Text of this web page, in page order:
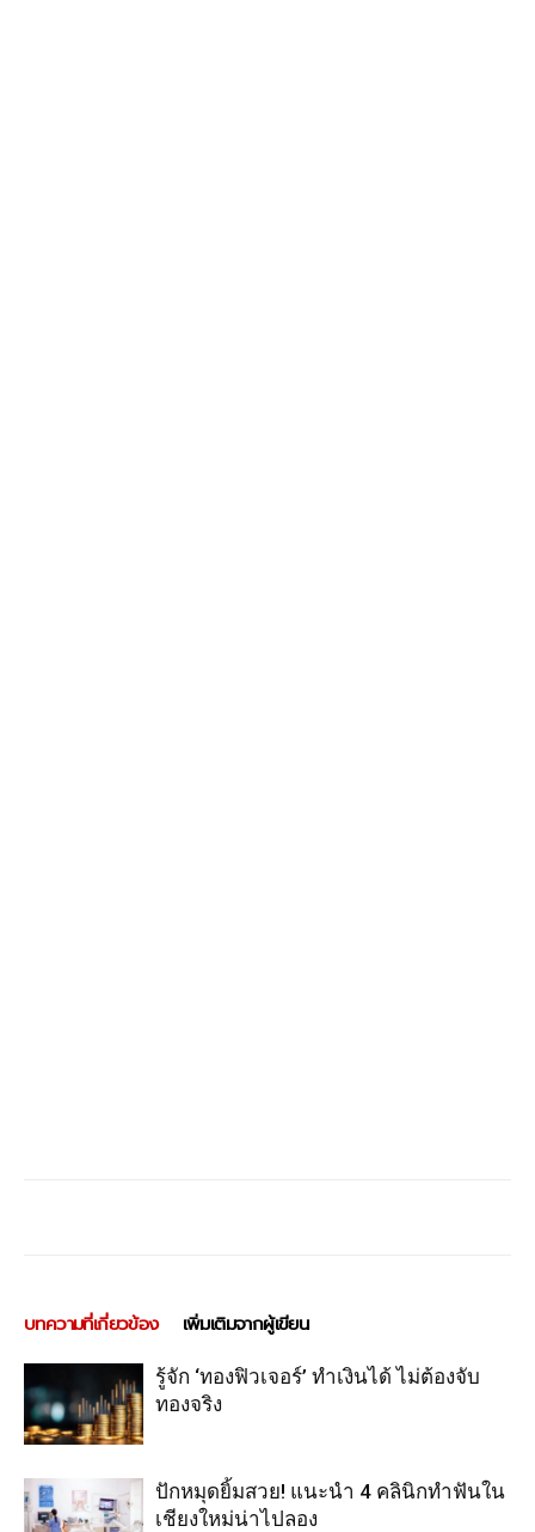
บทความที่เกี่ยวข้อง เพิ่มเติมจากผู้เขียน
รู้จัก ‘ทองฟิวเจอร์’ ทำเงินได้ ไม่ต้องจับ
ทองจริง
ปักหมุดยิ้มสวย! แนะนำ 4 คลินิกทำฟันใน
เชียงใหม่น่าไปลอง